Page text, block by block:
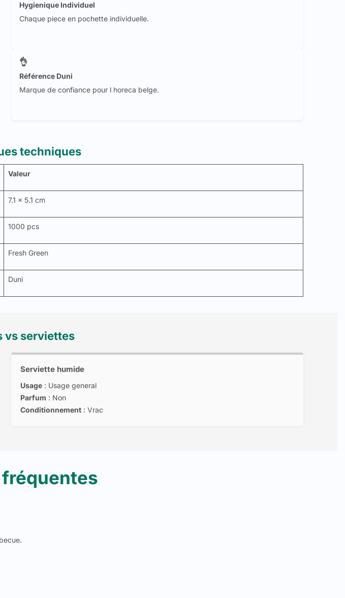
Hygienique Individuel
Chaque piece en pochette individuelle.
👌
Référence Duni
Marque de confiance pour l horeca belge.
techniques
Valeur
7.1 x 5.1 cm
1000 pcs
Fresh Green
Duni
vs serviettes
Serviette humide
Usage : Usage general
Parfum : Non
Conditionnement : Vrac